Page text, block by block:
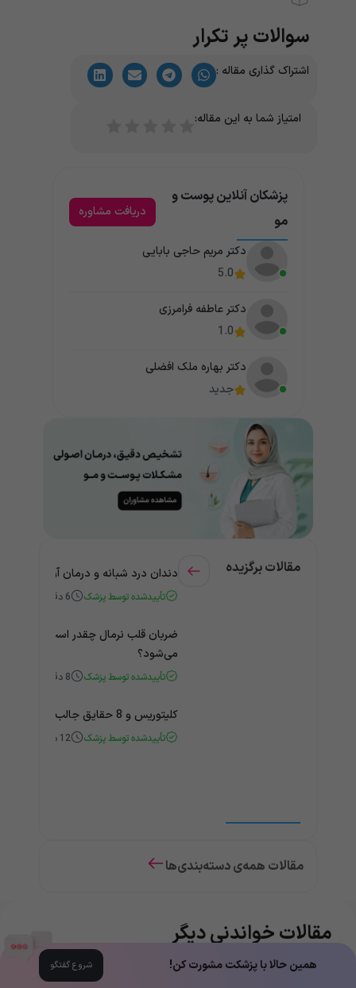
سوالات پر تکرار
اشتراک گذاری مقاله :
امتیاز شما به این مقاله:
پزشکان آنلاین پوست و
مو
دریافت مشاوره
دکتر مریم حاجی بابایی
5.0
دکتر عاطفه فرامرزی
1.0
دکتر بهاره ملک افضلی
جدید
مقالات برگزیده دندان درد شبانه و درمان آن +
تأییدشده توسط پزشک 6 دقیقه
ضربان قلب نرمال چقدر است؟ چه
می‌شود؟
تأییدشده توسط پزشک 8 دقیقه
کلیتوریس و 8 حقایق جالب و باورنکردنی درباره آن
تأییدشده توسط پزشک 12 دقیقه
مقالات همه‌ی دسته‌بندی‌ها
مقالات خواندنی دیگر
همین حالا با پزشکت مشورت کن! شروع گفتگو